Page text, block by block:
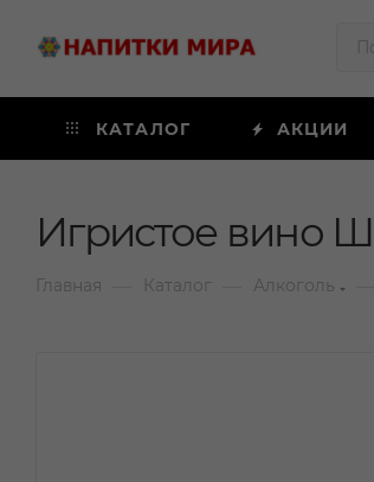
КАТАЛОГ АКЦИИ
Игристое вино
Главная Каталог Алкоголь